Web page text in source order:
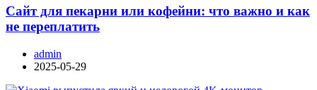
Сайт для пекарни или кофейни: что важно и как
не переплатить
admin
2025-05-29